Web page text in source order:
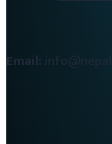
Email: